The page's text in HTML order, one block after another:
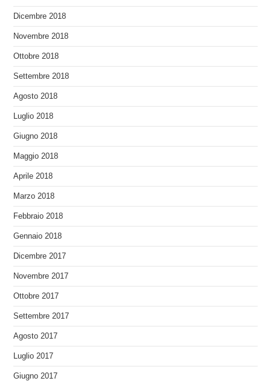
Dicembre 2018
Novembre 2018
Ottobre 2018
Settembre 2018
Agosto 2018
Luglio 2018
Giugno 2018
Maggio 2018
Aprile 2018
Marzo 2018
Febbraio 2018
Gennaio 2018
Dicembre 2017
Novembre 2017
Ottobre 2017
Settembre 2017
Agosto 2017
Luglio 2017
Giugno 2017